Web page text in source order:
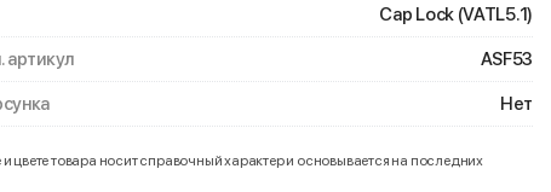
Cap Lock (VATL5.1)
артикул ASF53
Нет
цвете товара носит справочный характер и основывается на последних